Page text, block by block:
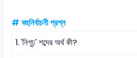
# বহুনির্বাচনী প্রশ্ন
1.'নিগূঢ়' শব্দের অর্থ কী?